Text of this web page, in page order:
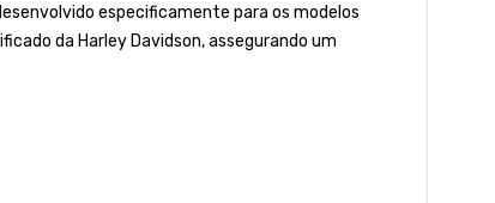
especificamente para os modelos
da Harley Davidson, assegurando um